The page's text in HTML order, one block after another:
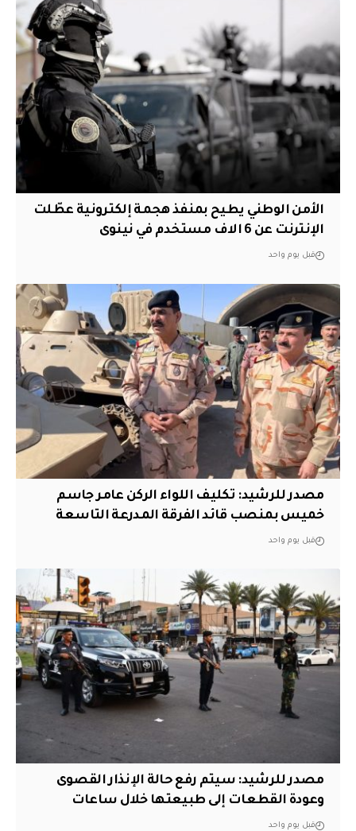
الأمن الوطني يطيح بمنفذ هجمة إلكترونية عطّلت
الإنترنت عن 6 الاف مستخدم في نينوى
قبل يوم واحد
مصدر للرشيد: تكليف اللواء الركن عامر جاسم
خميس بمنصب قائد الفرقة المدرعة التاسعة
قبل يوم واحد
مصدر للرشيد: سيتم رفع حالة الإنذار القصوى
وعودة القطعات إلى طبيعتها خلال ساعات
قبل يوم واحد